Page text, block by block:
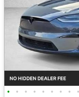
• • • • • • • • •